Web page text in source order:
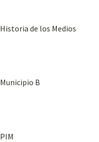
Historia de los Medios
Municipio B
PIM